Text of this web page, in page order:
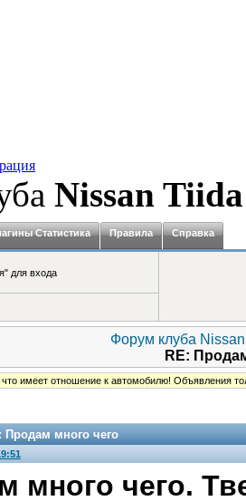
Nissan Tiida
Статистика Правила Справка
для входа
Форум клуба
RE:
имеет отношение к автомобилю! Объявления
Продам много чего
много чего.